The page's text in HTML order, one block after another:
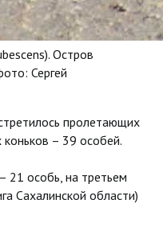
Остров
Сергей
пролетающих
– 39 особей.
21 особь, на третьем
Сахалинской области)